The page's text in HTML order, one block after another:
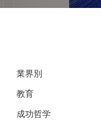
業界別
教育
成功哲学